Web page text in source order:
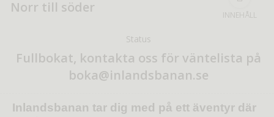
Norr till söder
Status
Fullbokat, kontakta oss för väntelista på
boka@inlandsbanan.se
INNEHÅLL
Inlandsbanan tar dig med på ett äventyr där